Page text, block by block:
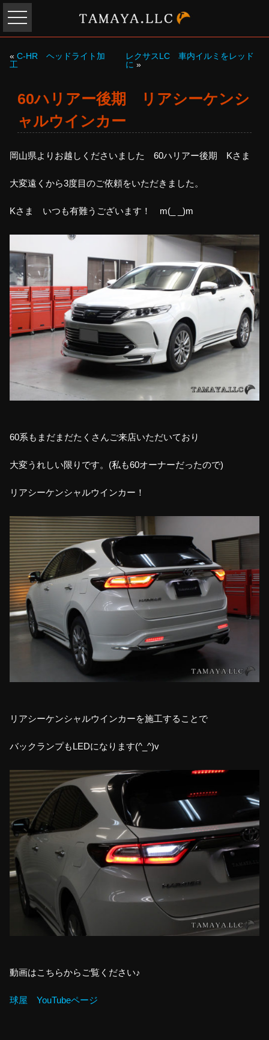
« C-HR ヘッドライト加
工
レクサスLC 車内イルミをレッド
に »
60ハリアー後期 リアシーケンシ
ャルウインカー
岡山県よりお越しくださいました 60ハリアー後期 Kさま
大変遠くから3度目のご依頼をいただきました。
Kさま いつも有難うございます！ m(_ _)m
60系もまだまだたくさんご来店いただいており
大変うれしい限りです。(私も60オーナーだったので)
リアシーケンシャルウインカー！
リアシーケンシャルウインカーを施工することで
バックランプもLEDになります(^_^)v
動画はこちらからご覧ください♪
球屋 YouTubeページ